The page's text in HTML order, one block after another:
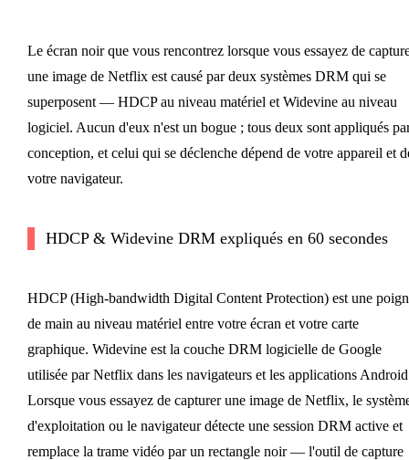
Le écran noir que vous rencontrez lorsque vous essayez de
une image de Netflix est causé par deux systèmes DRM qui se
superposent — HDCP au niveau matériel et Widevine au niveau
logiciel. Aucun d'eux n'est un bogue ; tous deux sont appliqués
conception, et celui qui se déclenche dépend de votre appareil et
votre navigateur.
HDCP & Widevine DRM expliqués en 60 secondes
HDCP (High-bandwidth Digital Content Protection) est une
de main au niveau matériel entre votre écran et votre carte
graphique. Widevine est la couche DRM logicielle de Google
utilisée par Netflix dans les navigateurs et les applications
Lorsque vous essayez de capturer une image de Netflix, le
d'exploitation ou le navigateur détecte une session DRM active et
remplace la trame vidéo par un rectangle noir — l'outil de capture